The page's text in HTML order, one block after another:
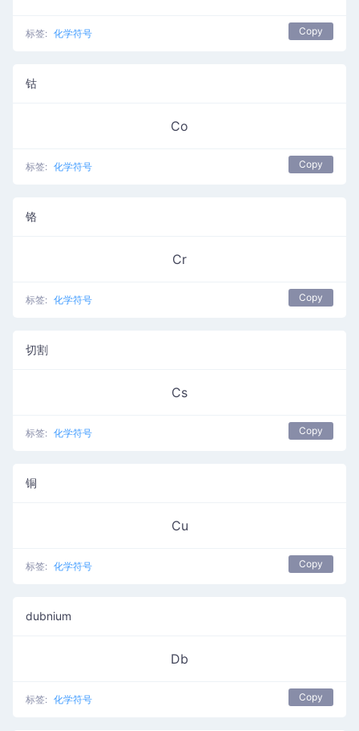
标签: 化学符号 Copy
钴
Co
标签: 化学符号 Copy
铬
Cr
标签: 化学符号 Copy
切割
Cs
标签: 化学符号 Copy
铜
Cu
标签: 化学符号 Copy
dubnium
Db
标签: 化学符号 Copy